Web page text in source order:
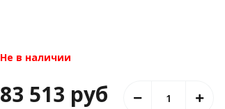
Не в наличии
83 513 руб